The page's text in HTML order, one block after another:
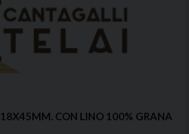
CON LINO 100% GRANA